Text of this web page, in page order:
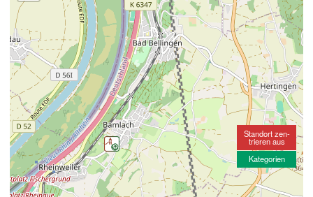
Standort zen-
trieren aus
Kategorien